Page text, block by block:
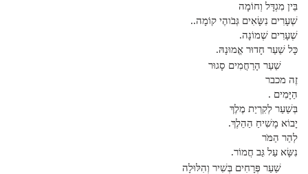
בֵּין מִגְדָּל וְחוֹמָה
שְׁעָרִים נִשָּׂאִים גְּבֹוהֶי קוֹמָה..
שְׁעָרִים שְׁמוֹנָה.
כָּל שַׁעַר חָדוּר אֱמוּנָהּ.
שַׁעַר הָרַחֲמִים סָגוּר
זֶה מכבר
הַיָּמִים .
בְּשַׁעַר לְקִרְיַת מֶלֶךְ
יָבוֹא מָשִׁיחַ הַהֵלֶךְ.
לְהַר הַמֹּר
נִשָּׂא עַל גַּב חֲמוֹר.
שַׁעַר פְּרָחִים בְּשִׁיר וְהִלּוּלָה